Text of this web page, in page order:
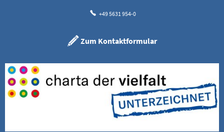
+49 5631 954-0
Zum Kontaktformular